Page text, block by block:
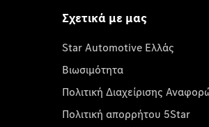
Σχετικά με μας
Star Automotive Ελλάς
Βιωσιμότητα
Πολιτική Διαχείρισης
Πολιτική απορρήτου 5Star